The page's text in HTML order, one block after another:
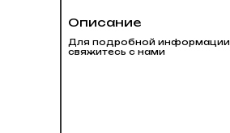
Описание
Для подробной информации
свяжитесь с нами